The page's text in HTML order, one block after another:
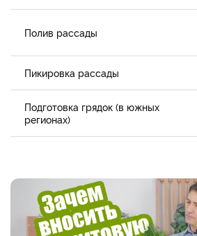
Полив рассады
Пикировка рассады
Подготовка грядок (в южных
регионах)